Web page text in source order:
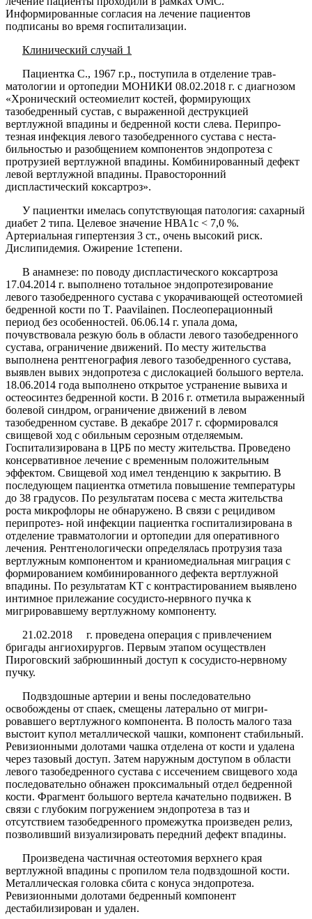
Информированные согласия на лечение пациен­тов
подписаны во время госпитализации.
Клинический случай 1
Пациентка С., 1967 г.р., поступила в отделение трав­
матологии и ортопедии МОНИКИ 08.02.2018 г. с диа­гнозом
«Хронический остеомиелит костей, формирую­щих
тазобедренный сустав, с выраженной деструкцией
вертлужной впадины и бедренной кости слева. Перипро-
тезная инфекция левого тазобедренного сустава с неста­
бильностью и разобщением компонентов эндопротеза с
протрузией вертлужной впадины. Комбинированный дефект
левой вертлужной впадины. Правосторонний
диспластический коксартроз».
У пациентки имелась сопутствующая патология: сахарный
диабет 2 типа. Целевое значение НВА1с < 7,0 %.
Артериальная гипертензия 3 ст., очень высо­кий риск.
Дислипидемия. Ожирение 1степени.
В анамнезе: по поводу диспластического коксартроза
17.04.2014 г. выполнено тотальное эндопротезирование
левого тазобедренного сустава с укорачивающей осте­отомией
бедренной кости по T. Paavilainen. Послеопе­рационный
период без особенностей. 06.06.14 г. упала дома,
почувствовала резкую боль в области левого та­зобедренного
сустава, ограничение движений. По месту жительства
выполнена рентгенография левого тазобе­дренного сустава,
выявлен вывих эндопротеза с дисло­кацией большого вертела.
18.06.2014 года выполнено открытое устранение вывиха и
остеосинтез бедренной кости. В 2016 г. отметила выраженный
болевой синдром, ограничение движений в левом
тазобедренном суставе. В декабре 2017 г. сформировался
свищевой ход с обиль­ным серозным отделяемым.
Госпитализирована в ЦРБ по месту жительства. Проведено
консервативное лечение с временным положительным
эффектом. Свищевой ход имел тенденцию к закрытию. В
последующем пациент­ка отметила повышение температуры
до 38 градусов. По результатам посева с места жительства
роста микро­флоры не обнаружено. В связи с рецидивом
перипротез- ной инфекции пациентка госпитализирована в
отделение травматологии и ортопедии для оперативного
лечения. Рентгенологически определялась протрузия таза
верт­лужным компонентом и краниомедиальная миграция с
формированием комбинированного дефекта вертлуж­ной
впадины. По результатам КТ с контрастированием выявлено
интимное прилежание сосудисто-нервного пучка к
мигрировавшему вертлужному компоненту.
21.02.2018 г. проведена операция с привлечением
бригады ангиохирургов. Первым этапом осуществлен
Пироговский забрюшинный доступ к сосудисто-нервно­му
пучку.
Подвздошные артерии и вены последовательно
освобождены от спаек, смещены латерально от мигри­
ровавшего вертлужного компонента. В полость малого таза
выстоит купол металлической чашки, компонент стабильный.
Ревизионными долотами чашка отделена от кости и удалена
через тазовый доступ. Затем наруж­ным доступом в области
левого тазобедренного сустава с иссечением свищевого хода
последовательно обнажен проксимальный отдел бедренной
кости. Фрагмент боль­шого вертела качательно подвижен. В
связи с глубоким погружением эндопротеза в таз и
отсутствием тазобе­дренного промежутка произведен релиз,
позволивший визуализировать передний дефект впадины.
Произведена частичная остеотомия верхнего края
вертлужной впади­ны с пропилом тела подвздошной кости.
Металлическая головка сбита с конуса эндопротеза.
Ревизионными до­лотами бедренный компонент
дестабилизирован и уда­лен.